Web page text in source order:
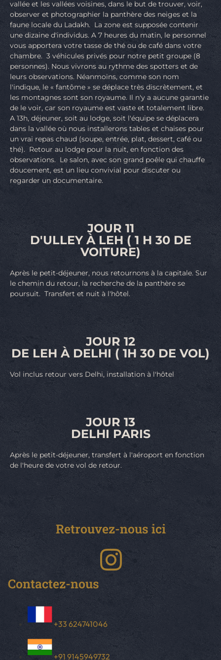
vallée et les vallées voisines, dans le but de trouver, voir,
observer et photographier la panthère des neiges et la
faune locale du Ladakh. La zone est supposée contenir
une dizaine d'individus. A 7 heures du matin, le personnel
vous apportera votre tasse de thé ou de café dans votre
chambre. 3 véhicules privés pour notre petit groupe (8
personnes). Nous vivrons au rythme des spotters et de
leurs observations. Néanmoins, comme son nom
l'indique, le « fantôme » se déplace très discrètement, et
les montagnes sont son royaume. Il n'y a aucune garantie
de le voir, car son royaume est vaste et totalement libre.
A 13h, déjeuner, soit au lodge, soit l'équipe se déplacera
dans la vallée où nous installerons tables et chaises pour
un vrai repas chaud (soupe, entrée, plat, dessert, café ou
thé). Retour au lodge pour la nuit, en fonction des
observations. Le salon, avec son grand poêle qui chauffe
doucement, est un lieu convivial pour discuter ou
regarder un documentaire.
JOUR 11
D'ULLEY À LEH ( 1 H 30 DE
VOITURE)
Après le petit-déjeuner, nous retournons à la capitale. Sur
le chemin du retour, la recherche de la panthère se
poursuit. Transfert et nuit à l'hôtel.
JOUR 12
DE LEH À DELHI ( 1H 30 DE VOL)
Vol inclus retour vers Delhi, installation à l'hôtel
JOUR 13
DELHI PARIS
Après le petit-déjeuner, transfert à l'aéroport en fonction
de l'heure de votre vol de retour.
Retrouvez-nous ici
Contactez-nous
+33 624741046
+91 9145949732